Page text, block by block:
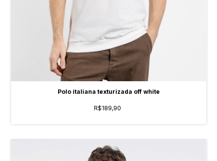
Polo italiana texturizada off white
R$189,90